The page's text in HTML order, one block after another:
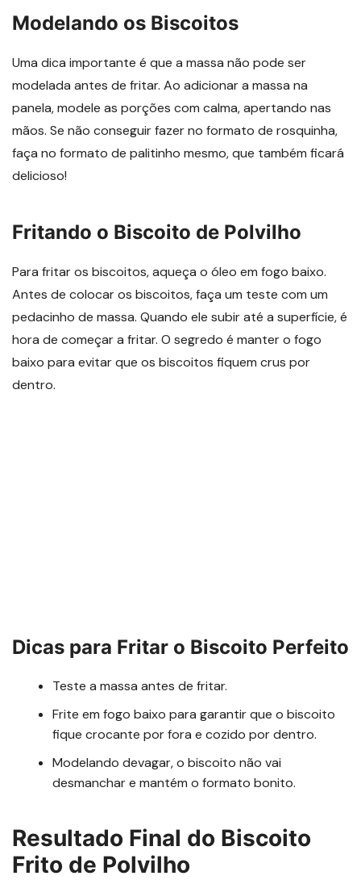
Modelando os Biscoitos
Uma dica importante é que a massa não pode ser
modelada antes de fritar. Ao adicionar a massa na
panela, modele as porções com calma, apertando nas
mãos. Se não conseguir fazer no formato de rosquinha,
faça no formato de palitinho mesmo, que também ficará
delicioso!
Fritando o Biscoito de Polvilho
Para fritar os biscoitos, aqueça o óleo em fogo baixo.
Antes de colocar os biscoitos, faça um teste com um
pedacinho de massa. Quando ele subir até a superfície, é
hora de começar a fritar. O segredo é manter o fogo
baixo para evitar que os biscoitos fiquem crus por
dentro.
Dicas para Fritar o Biscoito Perfeito
Teste a massa antes de fritar.
Frite em fogo baixo para garantir que o biscoito
fique crocante por fora e cozido por dentro.
Modelando devagar, o biscoito não vai
desmanchar e mantém o formato bonito.
Resultado Final do Biscoito
Frito de Polvilho